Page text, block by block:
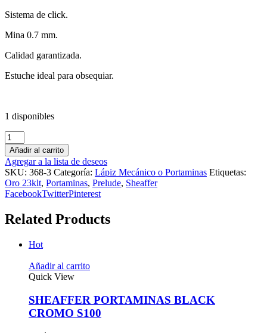
Sistema de click.
Mina 0.7 mm.
Calidad garantizada.
Estuche ideal para obsequiar.
1 disponibles
Añadir al carrito
Agregar a la lista de deseos
SKU: 368-3 Categoría: Lápiz Mecánico o Portaminas Etiquetas:
Oro 23klt, Portaminas, Prelude, Sheaffer
FacebookTwitterPinterest
Related Products
Hot
Añadir al carrito
Quick View
SHEAFFER PORTAMINAS BLACK
CROMO S100